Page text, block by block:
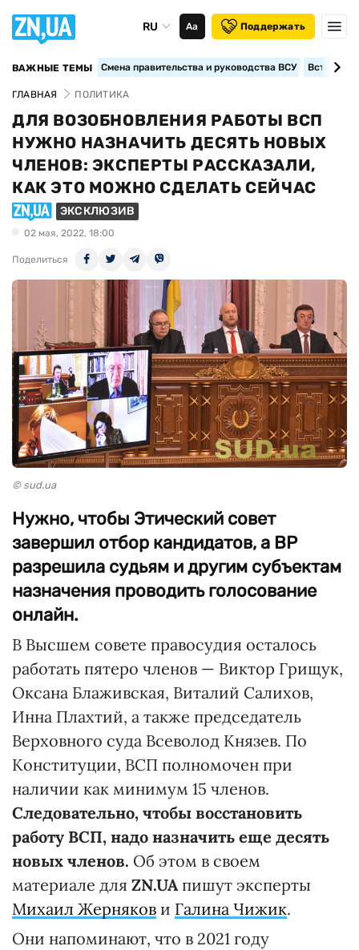
RU Аа Поддержать
ВАЖНЫЕ ТЕМЫ Смена правительства и руководства ВСУ
ГЛАВНАЯ ПОЛИТИКА
ДЛЯ ВОЗОБНОВЛЕНИЯ РАБОТЫ ВСП
НУЖНО НАЗНАЧИТЬ ДЕСЯТЬ НОВЫХ
ЧЛЕНОВ: ЭКСПЕРТЫ РАССКАЗАЛИ,
КАК ЭТО МОЖНО СДЕЛАТЬ СЕЙЧАС
ЭКСКЛЮЗИВ
02 мая, 2022, 18:00
Поделиться
© sud.ua
Нужно, чтобы Этический совет
завершил отбор кандидатов, а ВР
разрешила судьям и другим субъектам
назначения проводить голосование
онлайн.
В Высшем совете правосудия осталось
работать пятеро членов — Виктор Грищук,
Оксана Блаживская, Виталий Салихов,
Инна Плахтий, а также председатель
Верховного суда Всеволод Князев. По
Конституции, ВСП полномочен при
наличии как минимум 15 членов.
Следовательно, чтобы восстановить
работу ВСП, надо назначить еще десять
новых членов. Об этом в своем
материале для ZN.UAпишут эксперты
Михаил Жерняков и Галина Чижик.
Они напоминают, что в 2021 году